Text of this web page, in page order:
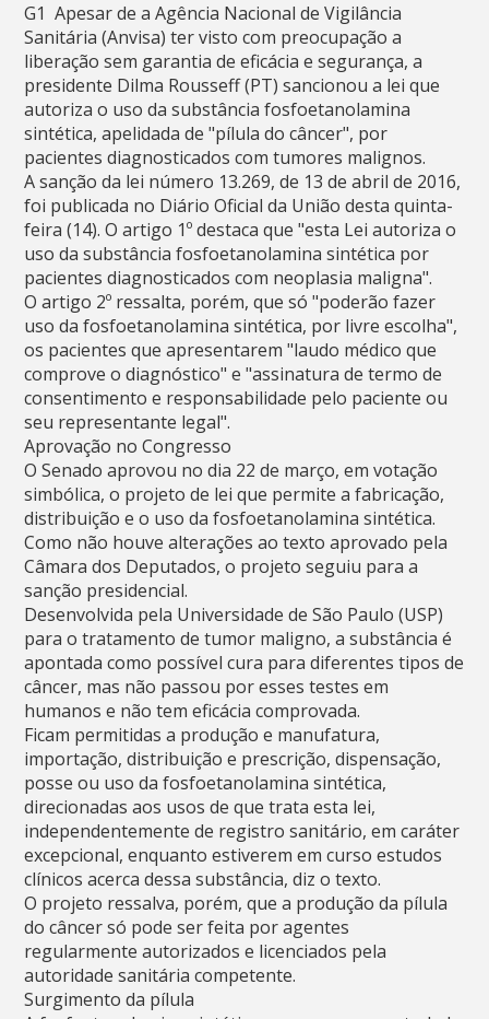
G1  Apesar de a Agência Nacional de Vigilância
Sanitária (Anvisa) ter visto com preocupação a
liberação sem garantia de eficácia e segurança, a
presidente Dilma Rousseff (PT) sancionou a lei que
autoriza o uso da substância fosfoetanolamina
sintética, apelidada de "pílula do câncer", por
pacientes diagnosticados com tumores malignos.
A sanção da lei número 13.269, de 13 de abril de 2016,
foi publicada no Diário Oficial da União desta quinta-
feira (14). O artigo 1º destaca que "esta Lei autoriza o
uso da substância fosfoetanolamina sintética por
pacientes diagnosticados com neoplasia maligna".
O artigo 2º ressalta, porém, que só "poderão fazer
uso da fosfoetanolamina sintética, por livre escolha",
os pacientes que apresentarem "laudo médico que
comprove o diagnóstico" e "assinatura de termo de
consentimento e responsabilidade pelo paciente ou
seu representante legal".
Aprovação no Congresso
O Senado aprovou no dia 22 de março, em votação
simbólica, o projeto de lei que permite a fabricação,
distribuição e o uso da fosfoetanolamina sintética.
Como não houve alterações ao texto aprovado pela
Câmara dos Deputados, o projeto seguiu para a
sanção presidencial.
Desenvolvida pela Universidade de São Paulo (USP)
para o tratamento de tumor maligno, a substância é
apontada como possível cura para diferentes tipos de
câncer, mas não passou por esses testes em
humanos e não tem eficácia comprovada.
Ficam permitidas a produção e manufatura,
importação, distribuição e prescrição, dispensação,
posse ou uso da fosfoetanolamina sintética,
direcionadas aos usos de que trata esta lei,
independentemente de registro sanitário, em caráter
excepcional, enquanto estiverem em curso estudos
clínicos acerca dessa substância, diz o texto.
O projeto ressalva, porém, que a produção da pílula
do câncer só pode ser feita por agentes
regularmente autorizados e licenciados pela
autoridade sanitária competente.
Surgimento da pílula